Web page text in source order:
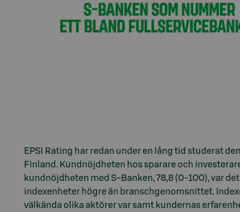
EPSI Rating har redan under en lång tid studerat
Finland. Kundnöjdheten hos sparare och
kundnöjdheten med S-Banken, 78,8 (0-100), var
indexenheter högre än branschgenomsnittet.
välkända olika aktörer var samt kundernas